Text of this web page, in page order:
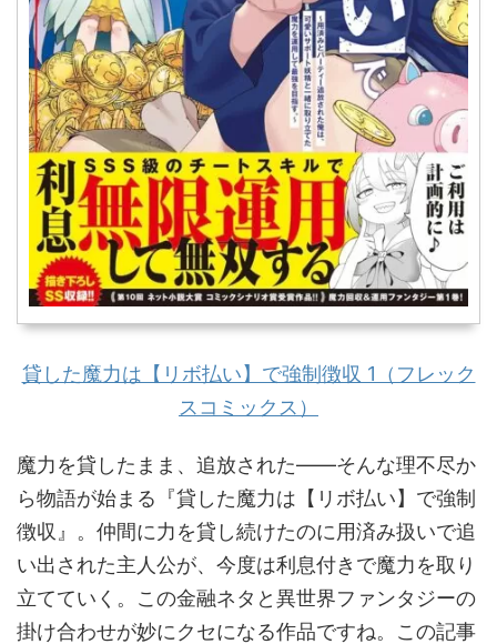
貸した魔力は【リボ払い】で強制徴収 1（フレック
スコミックス）
魔力を貸したまま、追放された——そんな理不尽か
ら物語が始まる『貸した魔力は【リボ払い】で強制
徴収』。仲間に力を貸し続けたのに用済み扱いで追
い出された主人公が、今度は利息付きで魔力を取り
立てていく。この金融ネタと異世界ファンタジーの
掛け合わせが妙にクセになる作品ですね。この記事